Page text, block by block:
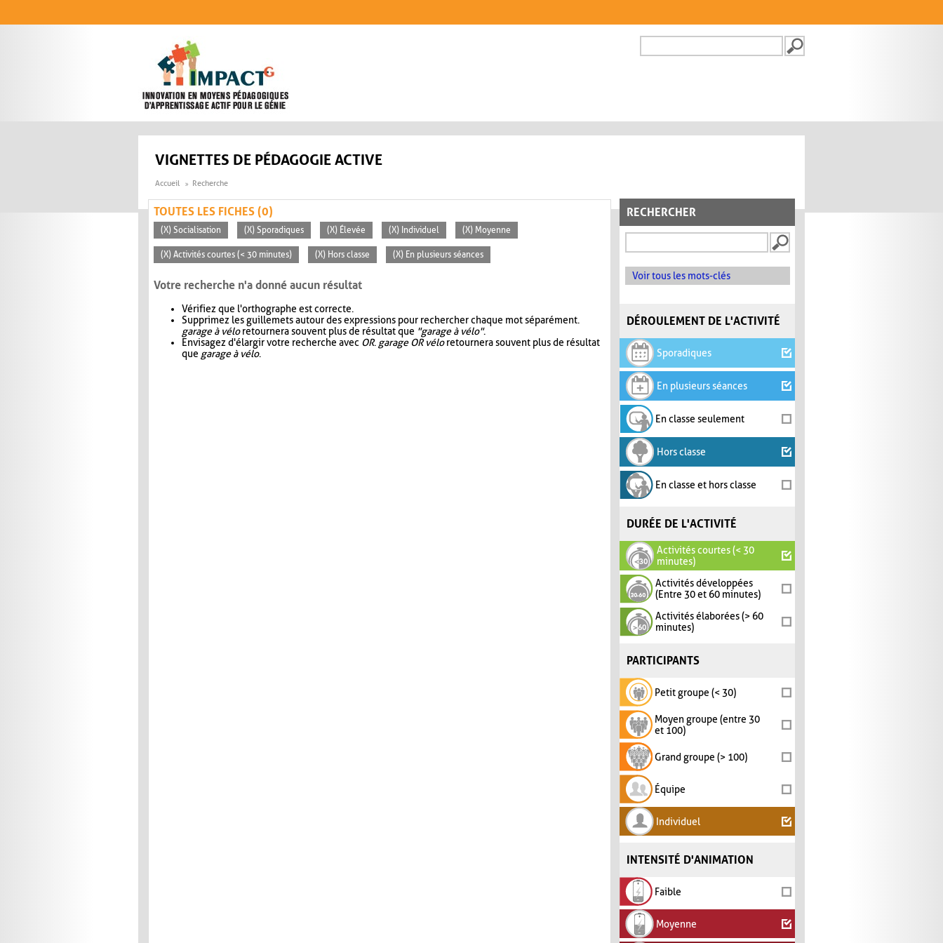
FORMULAIRE DE
VIGNETTES DE PÉDAGOGIE ACTIVE
Accueil Recherche
RECHERCHER
Voir tous les mots-clés
DÉROULEMENT DE L'ACTIVITÉ
Sporadiques
En plusieurs séances
En classe seulement
Hors classe
En classe et hors classe
DURÉE DE L'ACTIVITÉ
Activités courtes (< 30
minutes)
Activités développées
(Entre 30 et 60 minutes)
Activités élaborées (> 60
minutes)
PARTICIPANTS
Petit groupe (< 30)
Moyen groupe (entre 30
et 100)
Grand groupe (> 100)
Équipe
Individuel
INTENSITÉ D'ANIMATION
Faible
Moyenne
TOUTES LES FICHES (0)
(X) Socialisation (X) Sporadiques (X) Élevée (X) Individuel (X) Moyenne
(X) Activités courtes (< 30 minutes) (X) Hors classe (X) En plusieurs séances
Votre recherche n'a donné aucun résultat
Vérifiez que l'orthographe est correcte.
Supprimez les guillemets autour des expressions pour rechercher chaque mot séparément.
garage à véloretournera souvent plus de résultat que "garage à vélo".
Envisagez d'élargir votre recherche avec OR. garage OR véloretournera souvent plus de résultat
que garage à vélo.